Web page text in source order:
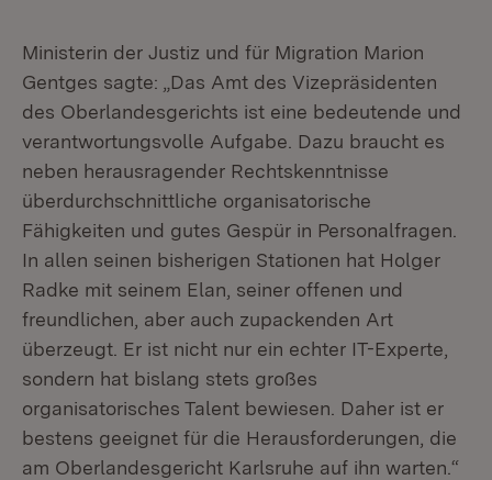
Ministerin der Justiz und für Migration Marion
Gentges sagte: „Das Amt des Vizepräsidenten
des Oberlandesgerichts ist eine bedeutende und
verantwortungsvolle Aufgabe. Dazu braucht es
neben herausragender Rechtskenntnisse
überdurchschnittliche organisatorische
Fähigkeiten und gutes Gespür in Personalfragen.
In allen seinen bisherigen Stationen hat Holger
Radke mit seinem Elan, seiner offenen und
freundlichen, aber auch zupackenden Art
überzeugt. Er ist nicht nur ein echter IT-Experte,
sondern hat bislang stets großes
organisatorisches Talent bewiesen. Daher ist er
bestens geeignet für die Herausforderungen, die
am Oberlandesgericht Karlsruhe auf ihn warten.“